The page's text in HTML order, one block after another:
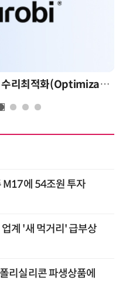
AI 시대의 의사결정을 바꾸는 수리최적화(Optimization): 실제 산업 적용 사례와 활용 전략
M17에 54조원 투자
계 '새 먹거리' 급부상
리실리콘 파생상품에